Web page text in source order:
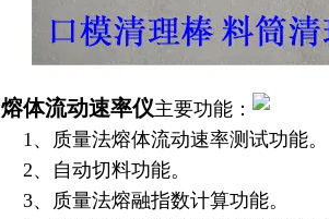
熔体流动速率仪主要功能：
1、质量法熔体流动速率测试功能。
2、自动切料功能。
3、质量法熔融指数计算功能。